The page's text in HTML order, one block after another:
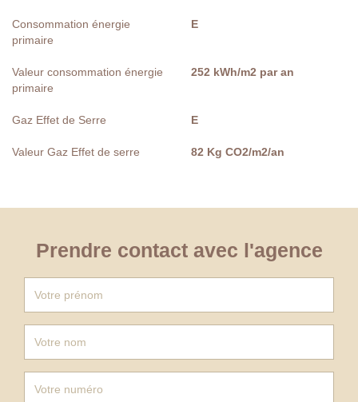
Consommation énergie
primaire
E
Valeur consommation énergie
primaire
252 kWh/m2 par an
Gaz Effet de Serre E
Valeur Gaz Effet de serre 82 Kg CO2/m2/an
Prendre contact avec l'agence